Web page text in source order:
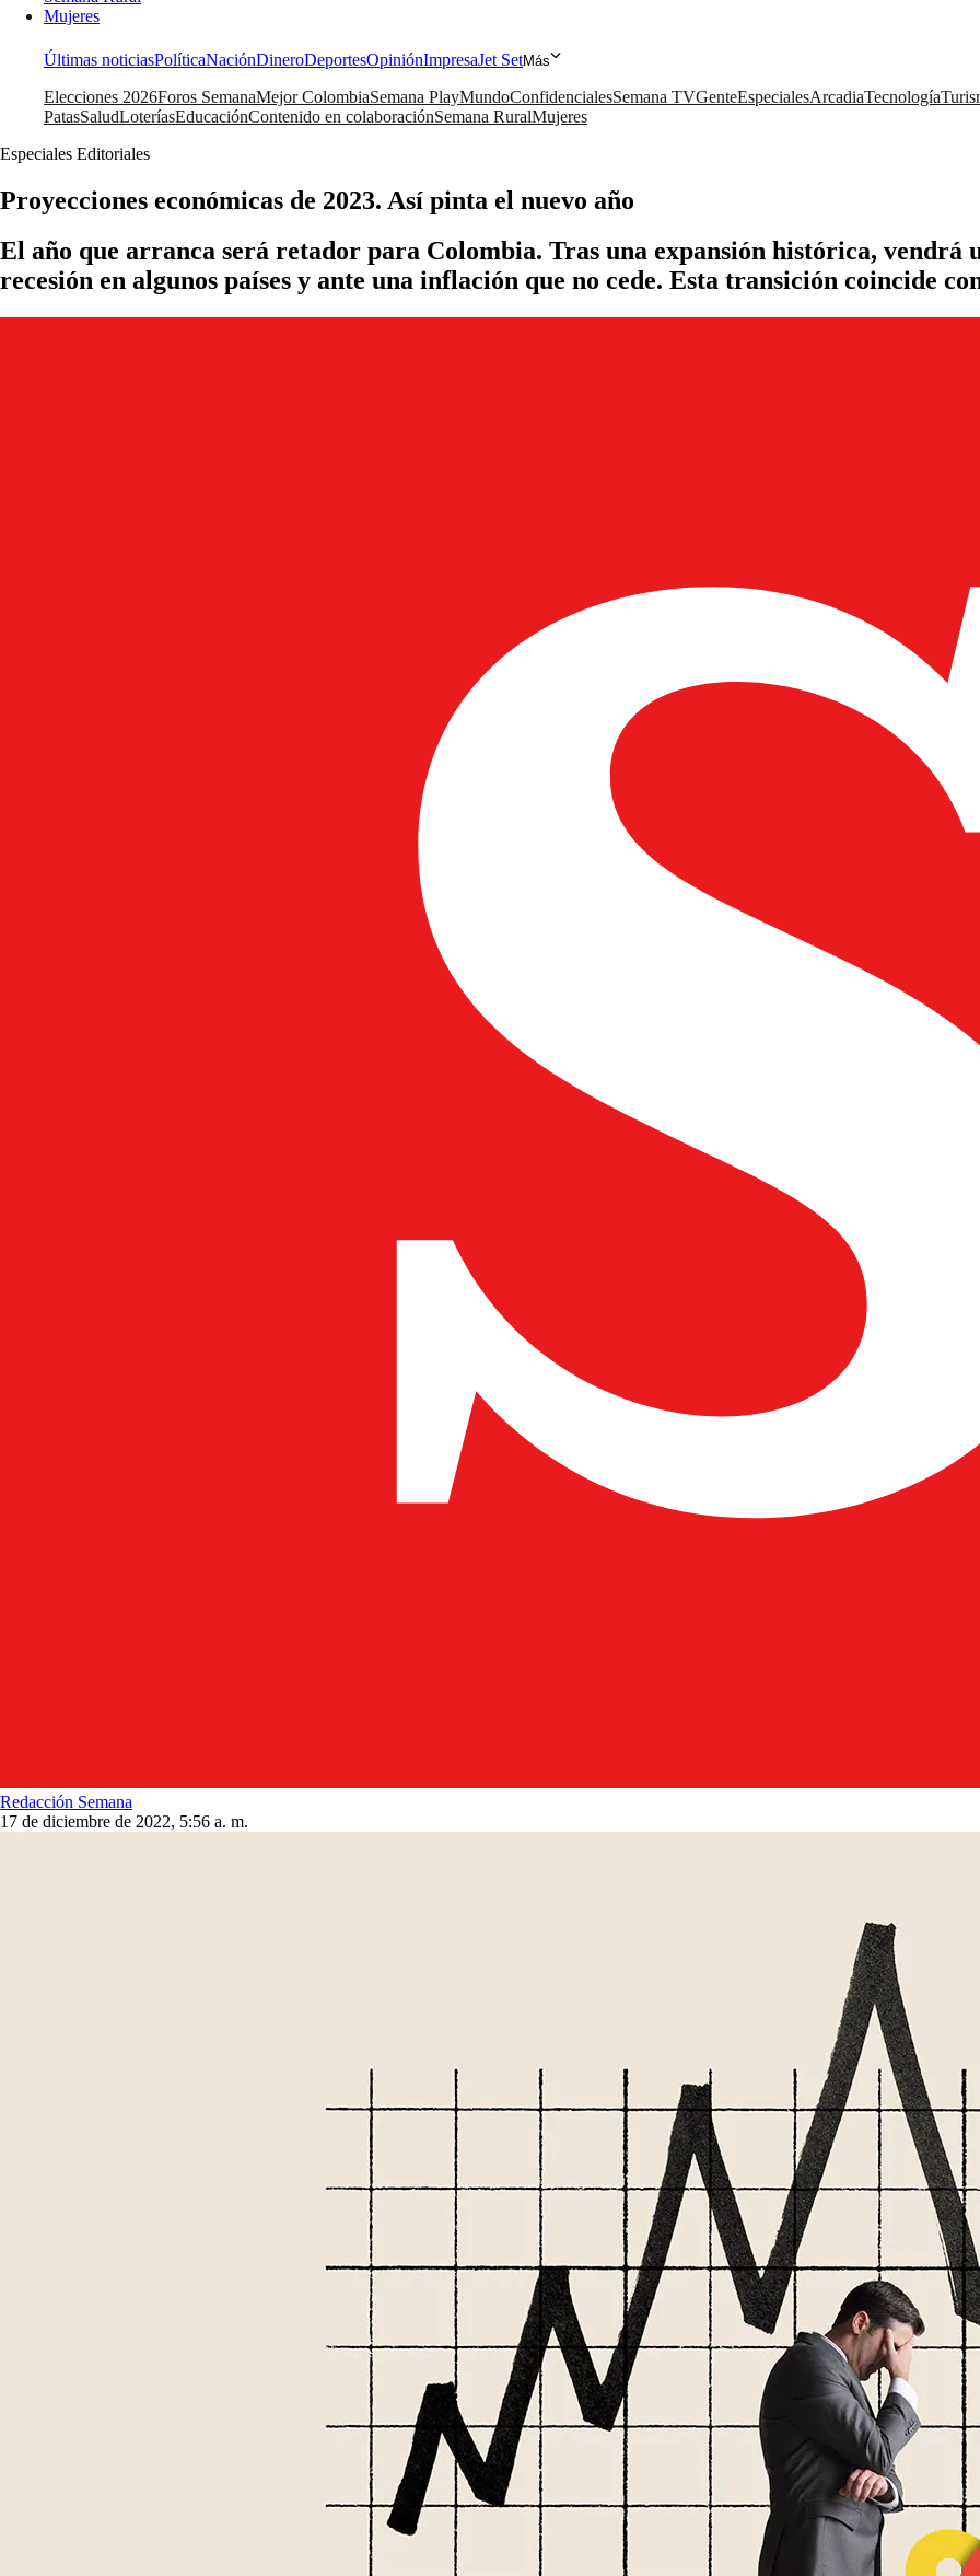
Mujeres
Últimas noticiasPolíticaNaciónDineroDeportesOpiniónImpresaJet SetMás
Elecciones 2026Foros SemanaMejor ColombiaSemana PlayMundoConfidencialesSemana TVGenteEspecialesArcadiaTecnología
PatasSaludLoteríasEducaciónContenido en colaboraciónSemana RuralMujeres
Especiales Editoriales
Proyecciones económicas de 2023. Así pinta el nuevo año
El año que arranca será retador para Colombia. Tras una expansión histórica, vendrá
recesión en algunos países y ante una inflación que no cede. Esta transición coincide
Redacción Semana
17 de diciembre de 2022, 5:56 a. m.